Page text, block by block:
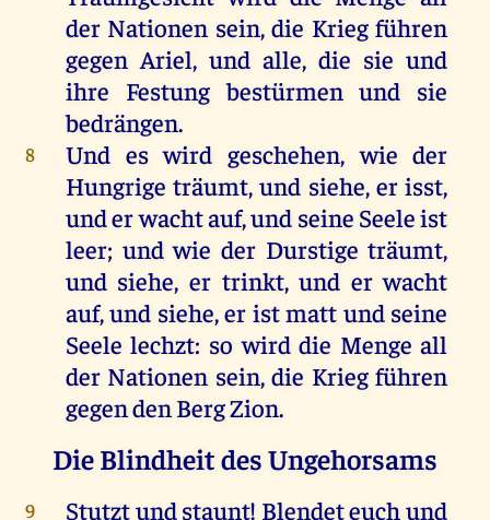
derNationen sein,die Krieg führen
gegen Ariel, und alle,die sie und
ihre Festungbestürmenund sie
bedrängen.
8 Und es wird geschehen,wie der
Hungrige träumt,und siehe, erisst,
underwachtauf,und seine Seeleist
leer; und wie der Durstige träumt,
und siehe, er trinkt,und er wacht
auf,und siehe,er istmatt und seine
Seele lechzt: so wird die Menge all
derNationen sein,die Krieg führen
gegendenBergZion.
Die Blindheit des Ungehorsams
9 Stutztundstaunt! Blendeteuchund